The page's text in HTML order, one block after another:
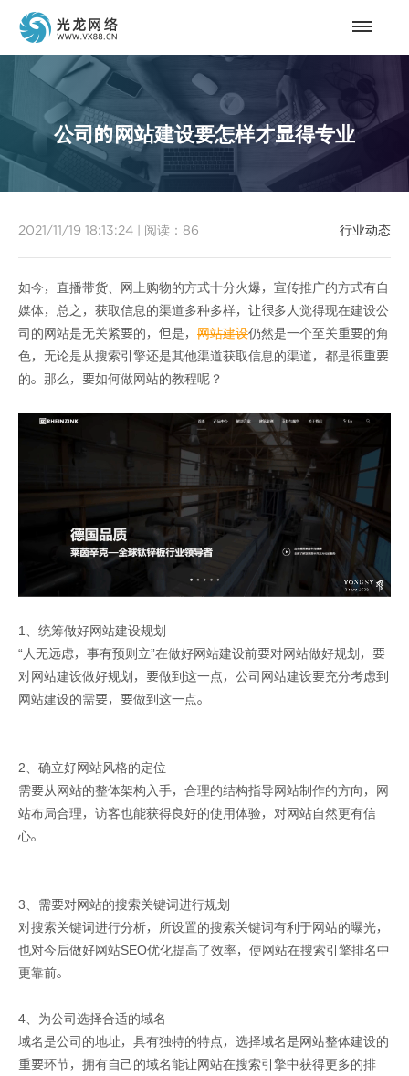
公司的网站建设要怎样才显得专业
行业动态
2021/11/19 18:13:24 阅读： 86
如今，直播带货、网上购物的方式十分火爆，宣传推广的方式有自
媒体，总之，获取信息的渠道多种多样，让很多人觉得现在建设公
司的网站是无关紧要的，但是， 网站建设仍然是一个至关重要的角
色，无论是从搜索引擎还是其他渠道获取信息的渠道，都是很重要
的。那么，要如何做网站的教程呢？
1、统筹做好网站建设规划
“人无远虑，事有预则立”在做好网站建设前要对网站做好规划，要
对网站建设做好规划，要做到这一点，公司网站建设要充分考虑到
网站建设的需要，要做到这一点。
2、确立好网站风格的定位
需要从网站的整体架构入手，合理的结构指导网站制作的方向，网
站布局合理，访客也能获得良好的使用体验，对网站自然更有信
心。
3、需要对网站的搜索关键词进行规划
对搜索关键词进行分析，所设置的搜索关键词有利于网站的曝光，
也对今后做好网站SEO优化提高了效率，使网站在搜索引擎排名中
更靠前。
4、为公司选择合适的域名
域名是公司的地址，具有独特的特点，选择域名是网站整体建设的
重要环节，拥有自己的域名能让网站在搜索引擎中获得更多的排